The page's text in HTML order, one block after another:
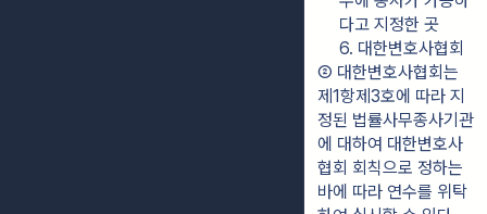
다고 지정한 곳
6. 대한변호사협회
② 대한변호사협회는
제1항제3호에 따라 지
정된 법률사무종사기관
에 대하여 대한변호사
협회 회칙으로 정하는
바에 따라 연수를 위탁